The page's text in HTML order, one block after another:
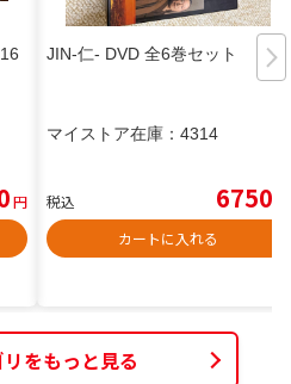
円
JIN-仁- DVD 全6巻セット
マイストア在庫： 4314
税込 6750
カートに入れる
をもっと見る